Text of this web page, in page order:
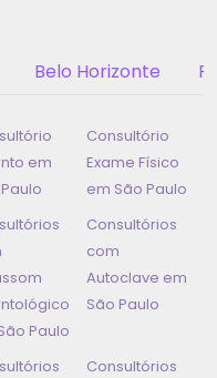
Belo Horizonte
em
Consultório
Exame Físico
em São Paulo
Paulo
Consultórios
com
Autoclave em
São Paulo
Consultórios